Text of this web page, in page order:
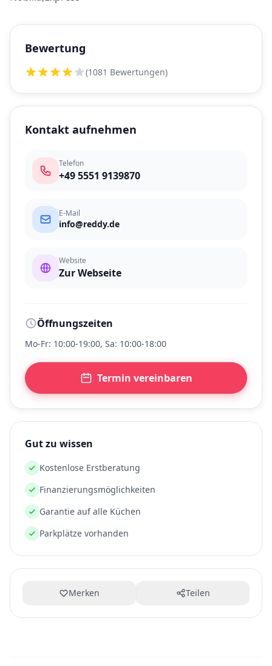
Bewertung
(1081 Bewertungen)
Kontakt aufnehmen
Telefon
+49 5551 9139870
E-Mail
info@reddy.de
Website
Zur Webseite
Öffnungszeiten
Mo-Fr: 10:00-19:00, Sa: 10:00-18:00
Termin vereinbaren
Gut zu wissen
Kostenlose Erstberatung
Finanzierungsmöglichkeiten
Garantie auf alle Küchen
Parkplätze vorhanden
Merken Teilen